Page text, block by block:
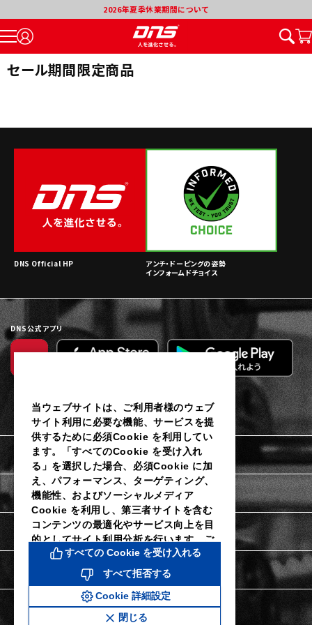
2026年夏季休業期間について
セール期間限定商品
DNS Official HP
アンチ・ドーピングの姿勢
インフォームドチョイス
DNS公式アプリ
利用規約
個人情報保護に関するご通知
Cookieポリシー
Cookie詳細設定
特定商取引法に関する表示
当ウェブサイトは、ご利用者様のウェブ
サイト利用に必要な機能、サービスを提
供するために必須Cookie を利用してい
ます。「すべてのCookie を受け入れ
る」を選択した場合、必須Cookie に加
え、パフォーマンス、ターゲティング、
機能性、およびソーシャルメディア
Cookie を利用し、第三者サイトを含む
コンテンツの最適化やサービス向上を目
的としてサイト利用分析を行います。ご
利用者様は当社のCookie 設定ツールに
よりいつでも同意を撤回し、Cookie 設
定を変更することができます。同意を拒
否し、パフォーマンス、ターゲティン
グ、機能性およびソーシャルメディア
すべての Cookie を受け入れる
すべて拒否する
Cookie 詳細設定
閉じる